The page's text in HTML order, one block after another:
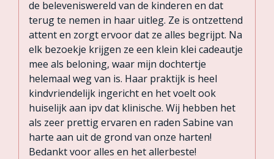
de beleveniswereld van de kinderen en dat
terug te nemen in haar uitleg. Ze is ontzettend
attent en zorgt ervoor dat ze alles begrijpt. Na
elk bezoekje krijgen ze een klein klei cadeautje
mee als beloning, waar mijn dochtertje
helemaal weg van is. Haar praktijk is heel
kindvriendelijk ingericht en het voelt ook
huiselijk aan ipv dat klinische. Wij hebben het
als zeer prettig ervaren en raden Sabine van
harte aan uit de grond van onze harten!
Bedankt voor alles en het allerbeste!